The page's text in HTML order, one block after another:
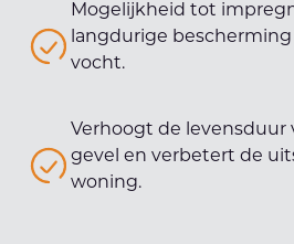
Mogelijkheid tot
langdurige
vocht.
Verhoogt de levensduur
gevel en verbetert de
woning.